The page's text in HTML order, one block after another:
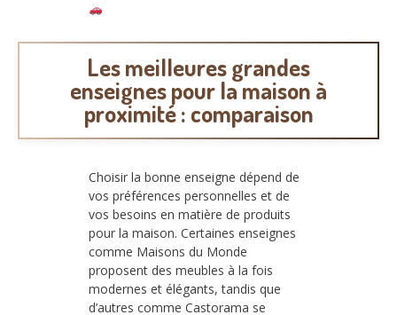
Les meilleures grandes
enseignes pour la maison à
proximité : comparaison
Choisir la bonne enseigne dépend de
vos préférences personnelles et de
vos besoins en matière de produits
pour la maison. Certaines enseignes
comme Maisons du Monde
proposent des meubles à la fois
modernes et élégants, tandis que
d’autres comme Castorama se